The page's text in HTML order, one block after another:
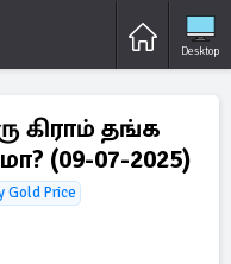
Desktop
கிராம் தங்க
(09-07-2025)
Gold Price